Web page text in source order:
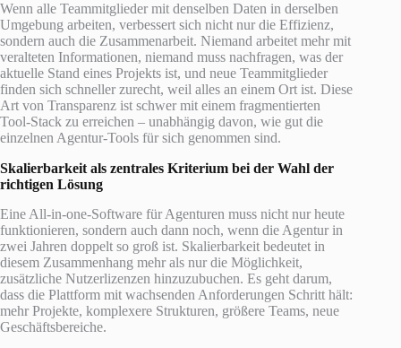
Wenn alle Teammitglieder mit denselben Daten in derselben
Umgebung arbeiten, verbessert sich nicht nur die Effizienz,
sondern auch die Zusammenarbeit. Niemand arbeitet mehr mit
veralteten Informationen, niemand muss nachfragen, was der
aktuelle Stand eines Projekts ist, und neue Teammitglieder
finden sich schneller zurecht, weil alles an einem Ort ist. Diese
Art von Transparenz ist schwer mit einem fragmentierten
Tool-Stack zu erreichen – unabhängig davon, wie gut die
einzelnen Agentur-Tools für sich genommen sind.
Skalierbarkeit als zentrales Kriterium bei der Wahl der
richtigen Lösung
Eine All-in-one-Software für Agenturen muss nicht nur heute
funktionieren, sondern auch dann noch, wenn die Agentur in
zwei Jahren doppelt so groß ist. Skalierbarkeit bedeutet in
diesem Zusammenhang mehr als nur die Möglichkeit,
zusätzliche Nutzerlizenzen hinzuzubuchen. Es geht darum,
dass die Plattform mit wachsenden Anforderungen Schritt hält:
mehr Projekte, komplexere Strukturen, größere Teams, neue
Geschäftsbereiche.